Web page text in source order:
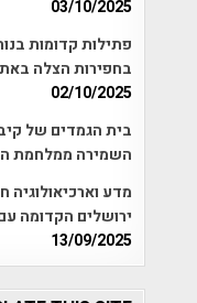
03/10/2025
בחפירות הצלה
02/10/2025
בית הגמדים של
השמירה ממלחמת
מדע
ירושלים הקדומה
13/09/2025